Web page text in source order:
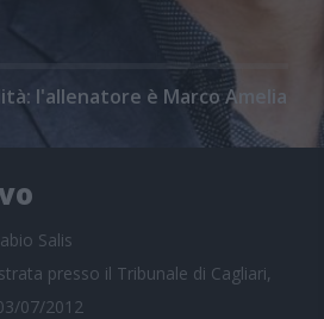
l'allenatore è Marco Amelia
Salis
presso il Tribunale di Cagliari,
07/2012